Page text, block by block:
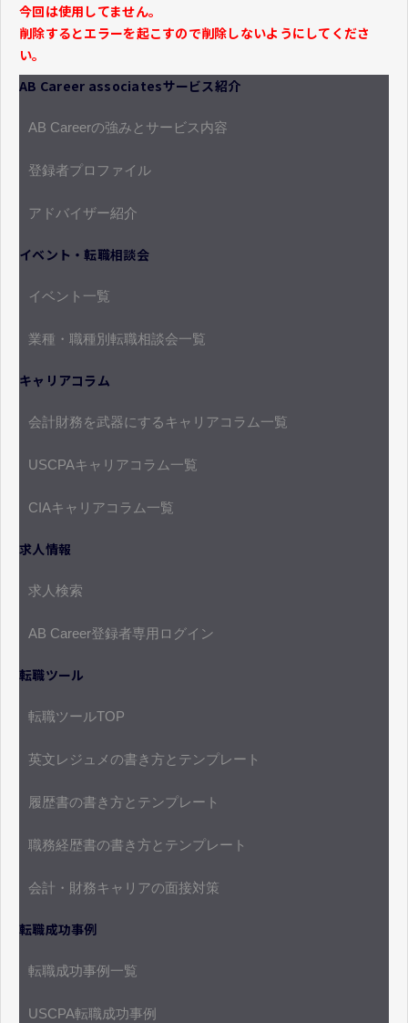
今回は使用してません。
削除するとエラーを起こすので削除しないようにしてくださ
い。
AB Career associatesサービス紹介
AB Careerの強みとサービス内容
登録者プロファイル
アドバイザー紹介
イベント・転職相談会
イベント一覧
業種・職種別転職相談会一覧
キャリアコラム
会計財務を武器にするキャリアコラム一覧
USCPAキャリアコラム一覧
CIAキャリアコラム一覧
求人情報
求人検索
AB Career登録者専用ログイン
転職ツール
転職ツールTOP
英文レジュメの書き方とテンプレート
履歴書の書き方とテンプレート
職務経歴書の書き方とテンプレート
会計・財務キャリアの面接対策
転職成功事例
転職成功事例一覧
USCPA転職成功事例